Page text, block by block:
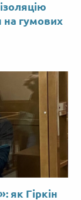
на гумових
як Гіркін